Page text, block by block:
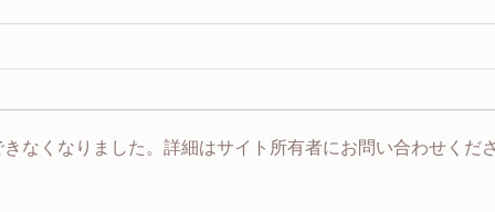
なくなりました。詳細はサイト所有者にお問い合わせくださ